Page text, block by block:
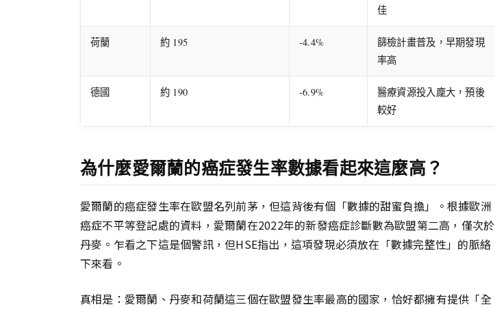
佳
荷蘭 約 195 -4.4%
篩檢計畫普及，早期發現
率高
德國 約 190 -6.9%
醫療資源投入龐大，預後
較好
為什麼愛爾蘭的癌症發生率數據看起來這麼高？
愛爾蘭的癌症發生率在歐盟名列前茅，但這背後有個「數據的甜蜜負擔」。根據歐洲
癌症不平等登記處的資料，愛爾蘭在2022年的新發癌症診斷數為歐盟第二高，僅次於
丹麥。乍看之下這是個警訊，但HSE指出，這項發現必須放在「數據完整性」的脈絡
下來看。
真相是：愛爾蘭、丹麥和荷蘭這三個在歐盟發生率最高的國家，恰好都擁有提供「全